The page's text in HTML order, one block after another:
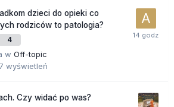
dzieci do opieki co
rodziców to patologia?
4
w Off-topic
wyświetleń
Czy widać po was?